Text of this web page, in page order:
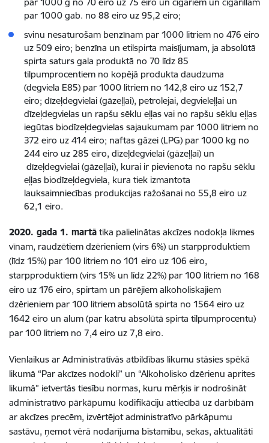
par 1000 gab. no 88 eiro uz 95,2 eiro;
svinu nesaturošam benzīnam par 1000 litriem no 476 eiro
uz 509 eiro; benzīna un etilspirta maisījumam, ja absolūtā
spirta saturs gala produktā no 70 līdz 85
tilpumprocentiem no kopējā produkta daudzuma
(degviela E85) par 1000 litriem no 142,8 eiro uz 152,7
eiro; dīzeļdegvielai (gāzeļļai), petrolejai, degvieleļļai un
dīzeļdegvielas un rapšu sēklu eļļas vai no rapšu sēklu eļļas
iegūtas biodīzeļdegvielas sajaukumam par 1000 litriem no
372 eiro uz 414 eiro; naftas gāzei (LPG) par 1000 kg no
244 eiro uz 285 eiro, dīzeļdegvielai (gāzeļļai) un
dīzeļdegvielai (gāzeļļai), kurai ir pievienota no rapšu sēklu
eļļas biodīzeļdegviela, kura tiek izmantota
lauksaimniecības produkcijas ražošanai no 55,8 eiro uz
62,1 eiro.
2020. gada 1. martā tika palielinātas akcīzes nodokļa likmes
vīnam, raudzētiem dzērieniem (virs 6%) un starpproduktiem
(līdz 15%) par 100 litriem no 101 eiro uz 106 eiro,
starpproduktiem (virs 15% un līdz 22%) par 100 litriem no 168
eiro uz 176 eiro, spirtam un pārējiem alkoholiskajiem
dzērieniem par 100 litriem absolūtā spirta no 1564 eiro uz
1642 eiro un alum (par katru absolūtā spirta tilpumprocentu)
par 100 litriem no 7,4 eiro uz 7,8 eiro.
Vienlaikus ar Administratīvās atbildības likumu stāsies spēkā
likumā “Par akcīzes nodokli” un “Alkoholisko dzērienu aprites
likumā” ietvertās tiesību normas, kuru mērķis ir nodrošināt
administratīvo pārkāpumu kodifikāciju attiecībā uz darbībām
ar akcīzes precēm, izvērtējot administratīvo pārkāpumu
sastāvu, ņemot vērā nodarījuma bīstamību, sekas, aktualitāti